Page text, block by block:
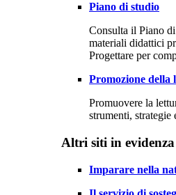
Piano di studio
Consulta il Piano
materiali didattici
Progettare per
Promozione della
Promuovere la
strumenti, strategie
Altri siti in evidenza
Imparare nella